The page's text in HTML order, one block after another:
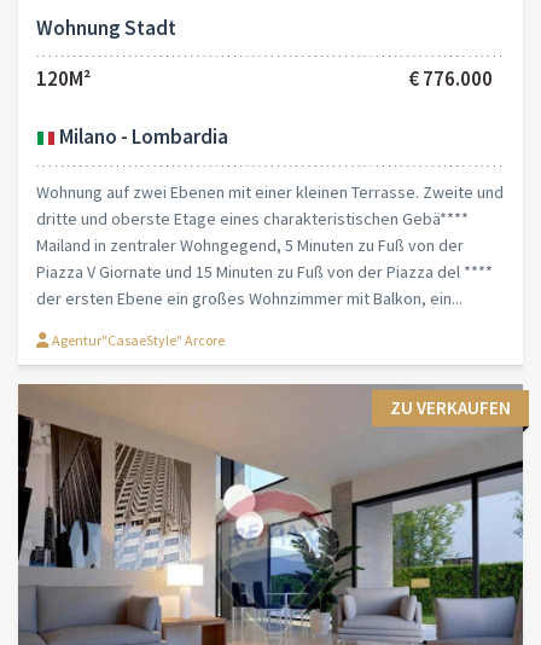
Wohnung Stadt
120M²
€ 776.000
Milano - Lombardia
Wohnung auf zwei Ebenen mit einer kleinen Terrasse. Zweite und
dritte und oberste Etage eines charakteristischen Gebä****
Mailand in zentraler Wohngegend, 5 Minuten zu Fuß von der
Piazza V Giornate und 15 Minuten zu Fuß von der Piazza del ****
der ersten Ebene ein großes Wohnzimmer mit Balkon, ein...
Agentur"CasaeStyle" Arcore
ZU VERKAUFEN